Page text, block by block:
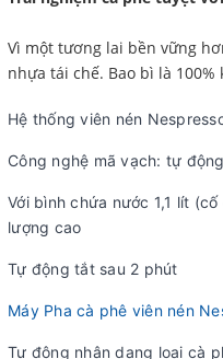
Vì một tương lai bền vững
nhựa tái chế. Bao bì là 100%
Hệ thống viên nén
Công nghệ mã vạch: tự
Với bình chứa nước 1,1 lít
lượng cao
Tự động tắt sau 2 phút
Máy Pha cà phê viên nén
Tự động nhận dạng loại cà